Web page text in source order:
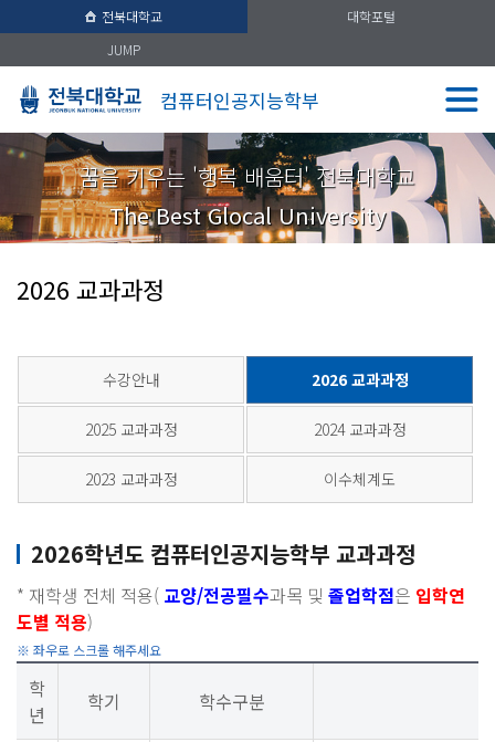
전북대학교
대학포털
JUMP
컴퓨터인공지능학부
꿈을 키우는 '행복 배움터' 전북대학교
The Best Glocal University
2026 교과과정
수강안내 2026 교과과정
2025 교과과정 2024 교과과정
2023 교과과정 이수체계도
2026학년도 컴퓨터인공지능학부 교과과정
* 재학생 전체 적용( 교양/전공필수과목 및 졸업학점은 입학연
도별 적용)
학
년
학기 학수구분